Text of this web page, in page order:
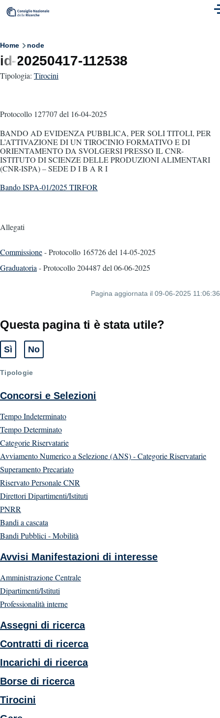
Skip to main content
Breadcrumb
Home node
id-20250417-112538
Tipologia: Tirocini
Protocollo 127707 del 16-04-2025
BANDO AD EVIDENZA PUBBLICA, PER SOLI TITOLI, PER
L’ATTIVAZIONE DI UN TIROCINIO FORMATIVO E DI
ORIENTAMENTO DA SVOLGERSI PRESSO IL CNR-
ISTITUTO DI SCIENZE DELLE PRODUZIONI ALIMENTARI
(CNR-ISPA) – SEDE D I B A R I
Bando ISPA-01/2025 TIRFOR
Allegati
Commissione- Protocollo 165726del 14-05-2025
Graduatoria - Protocollo 204487 del 06-06-2025
Pagina aggiornata il 09-06-2025 11:06:36
Questa pagina ti è stata utile?
Sì
Tipologie
Concorsi e Selezioni
Tempo Indeterminato
Tempo Determinato
Categorie Riservatarie
Avviamento Numerico a Selezione (ANS) - Categorie Riservatarie
Superamento Precariato
Riservato Personale CNR
Direttori Dipartimenti/Istituti
PNRR
Bandi a cascata
Bandi Pubblici - Mobilità
Avvisi Manifestazioni di interesse
Amministrazione Centrale
Dipartimenti/Istituti
Professionalità interne
Assegni di ricerca
Contratti di ricerca
Incarichi di ricerca
Borse di ricerca
Tirocini